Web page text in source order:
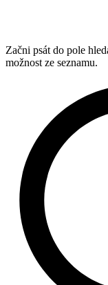
Začni psát do pole
možnost ze seznamu.